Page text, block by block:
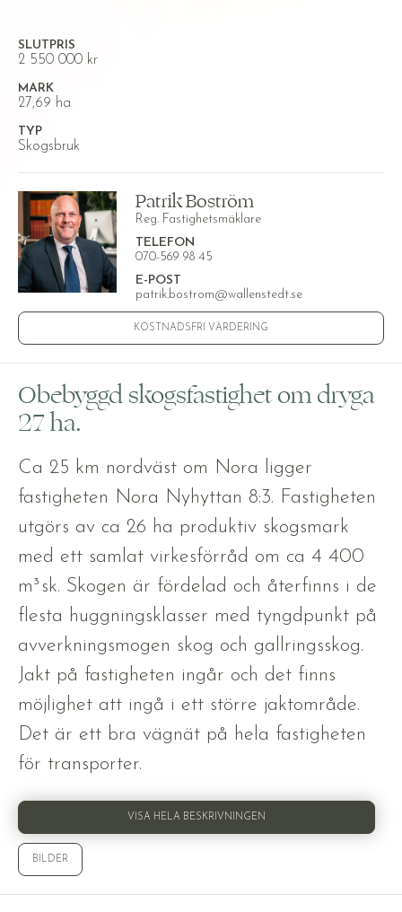
SLUTPRIS
2 550 000 kr
MARK
27,69 ha
TYP
Skogsbruk
Patrik Boström
Reg. Fastighetsmäklare
TELEFON
070-569 98 45
E-POST
patrik.bostrom@wallenstedt.se
KOSTNADSFRI VÄRDERING
Obebyggd skogsfastighet om dryga
27 ha.
Ca 25 km nordväst om Nora ligger
fastigheten Nora Nyhyttan 8:3. Fastigheten
utgörs av ca 26 ha produktiv skogsmark
med ett samlat virkesförråd om ca 4 400
m³sk. Skogen är fördelad och återfinns i de
flesta huggningsklasser med tyngdpunkt på
avverkningsmogen skog och gallringsskog.
Jakt på fastigheten ingår och det finns
möjlighet att ingå i ett större jaktområde.
Det är ett bra vägnät på hela fastigheten
för transporter.
VISA HELA BESKRIVNINGEN
BILDER